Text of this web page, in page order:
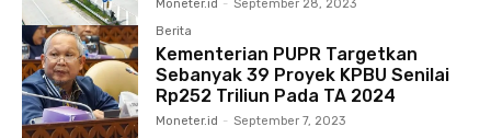
Moneter.id - September 28, 2023
Berita
Kementerian PUPR Targetkan
Sebanyak 39 Proyek KPBU Senilai
Rp252 Triliun Pada TA 2024
Moneter.id - September 7, 2023